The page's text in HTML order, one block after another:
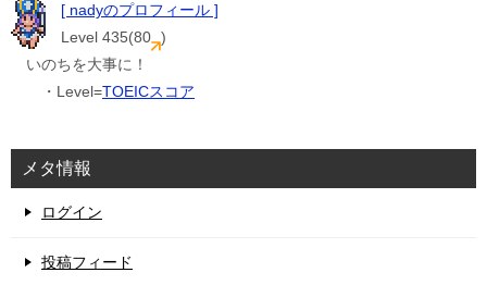
[ nadyのプロフィール ]
Level 435(80 )
いのちを大事に！
・Level=TOEICスコア
メタ情報
ログイン
投稿フィード